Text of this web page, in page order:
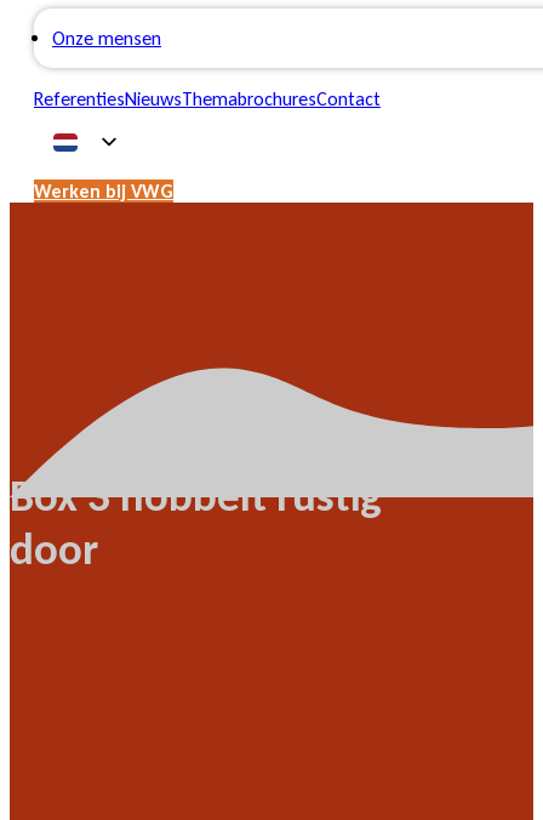
Onze mensen
ReferentiesNieuwsThemabrochuresContact
Werken bij VWG
Box 3 hobbelt rustig
door